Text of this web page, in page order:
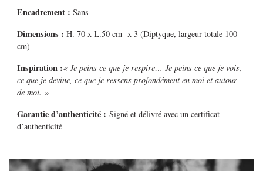
Encadrement : Sans
Dimensions : H. 70 x L.50 cm x 3 (Diptyque, largeur totale 100
cm)
Inspiration :« Je peins ce que je respire… Je peins ce que je vois,
ce que je devine, ce que je ressens profondément en moi et autour
de moi. »
Garantie d’authenticité : Signé et délivré avec un certificat
d’authenticité